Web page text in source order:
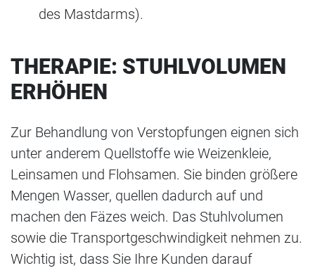
des Mastdarms).
THERAPIE: STUHLVOLUMEN
ERHÖHEN
Zur Behandlung von Verstopfungen eignen sich
unter anderem Quellstoffe wie Weizenkleie,
Leinsamen und Flohsamen. Sie binden größere
Mengen Wasser, quellen dadurch auf und
machen den Fäzes weich. Das Stuhlvolumen
sowie die Transportgeschwindigkeit nehmen zu.
Wichtig ist, dass Sie Ihre Kunden darauf